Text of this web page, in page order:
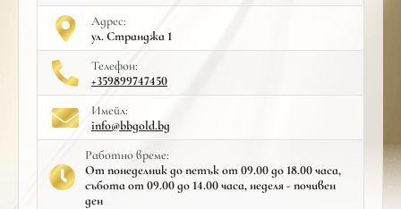
Адрес:
ул. Странджа 1
Телефон:
+359899747450
Имейл:
info@bbgold.bg
Работно време:
От понеделник до петък от 09.00 до 18.00 часа,
събота от 09.00 до 14.00 часа, неделя - почивен
ден